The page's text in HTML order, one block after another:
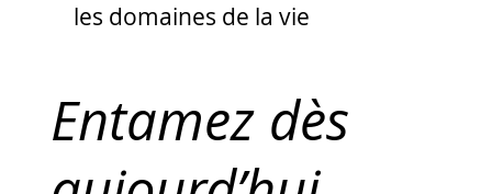
Entamez dès
les domaines de la vie